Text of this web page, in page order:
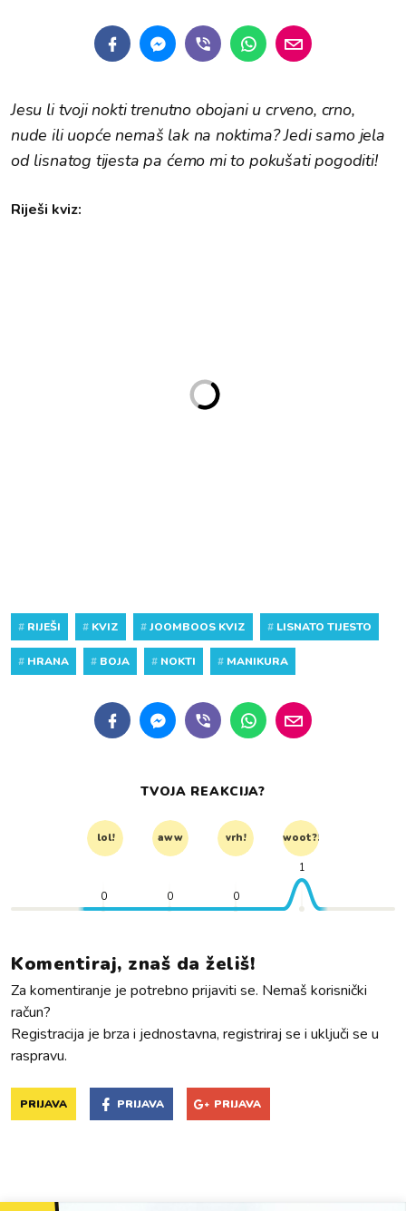
Jesu li tvoji nokti trenutno obojani u crveno, crno,
nude ili uopće nemaš lak na noktima? Jedi samo jela
od lisnatog tijesta pa ćemo mi to pokušati pogoditi!
Riješi kviz:
# RIJEŠI # KVIZ #JOOMBOOS KVIZ # LISNATO TIJESTO
# HRANA # BOJA # NOKTI # MANIKURA
TVOJA REAKCIJA?
lol! aww vrh! woot?!
0 0 0
1
Komentiraj, znaš da želiš!
Za komentiranje je potrebno prijaviti se. Nemaš korisnički
račun?
Registracija je brza i jednostavna, registriraj se i uključi se u
raspravu.
PRIJAVA PRIJAVA PRIJAVA